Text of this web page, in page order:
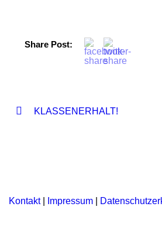
Share Post:
KLASSENERHALT!
Kontakt| Impressum